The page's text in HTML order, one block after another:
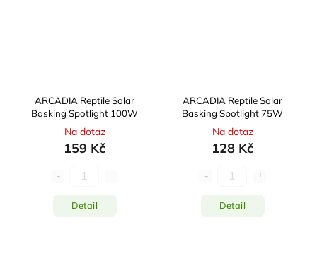
ARCADIA Reptile Solar
Basking Spotlight 100W
Na dotaz
159 Kč
Detail
ARCADIA Reptile Solar
Basking Spotlight 75W
Na dotaz
128 Kč
Detail